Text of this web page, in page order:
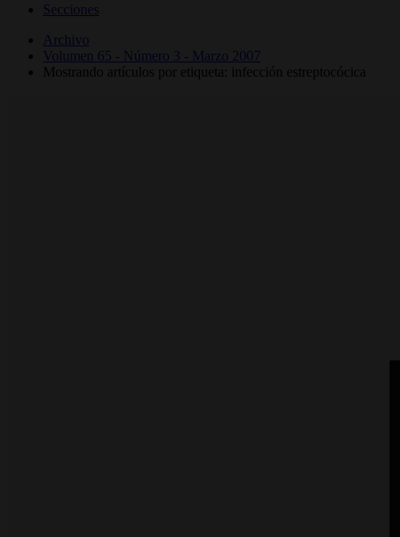
Secciones
Archivo
Volumen 65 - Número 3 - Marzo 2007
Mostrando artículos por etiqueta: infección estreptocócica